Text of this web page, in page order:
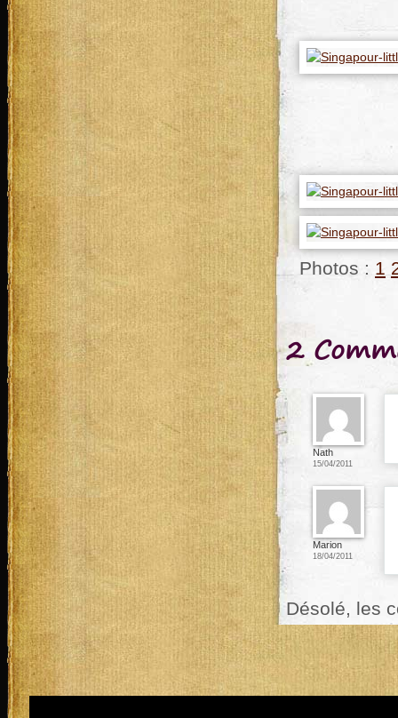
Photos : 1
2
Nath
15/04/2011
Marion
18/04/2011
Désolé, les